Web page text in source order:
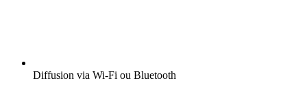
Diffusion via Wi-Fi ou Bluetooth